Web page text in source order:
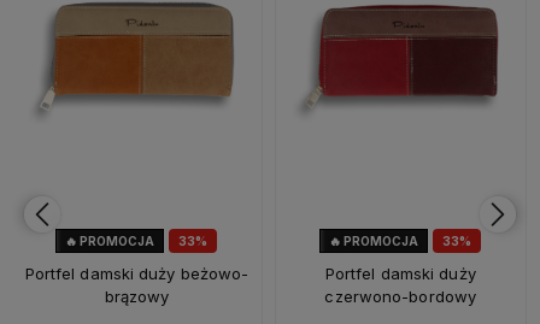
33%
OKAZJA
🔥 PROMOCJA
Portfel damski duży beżowo-
brązowy
33%
🔥 PROMOCJA
Portfel damski duży
czerwono-bordowy